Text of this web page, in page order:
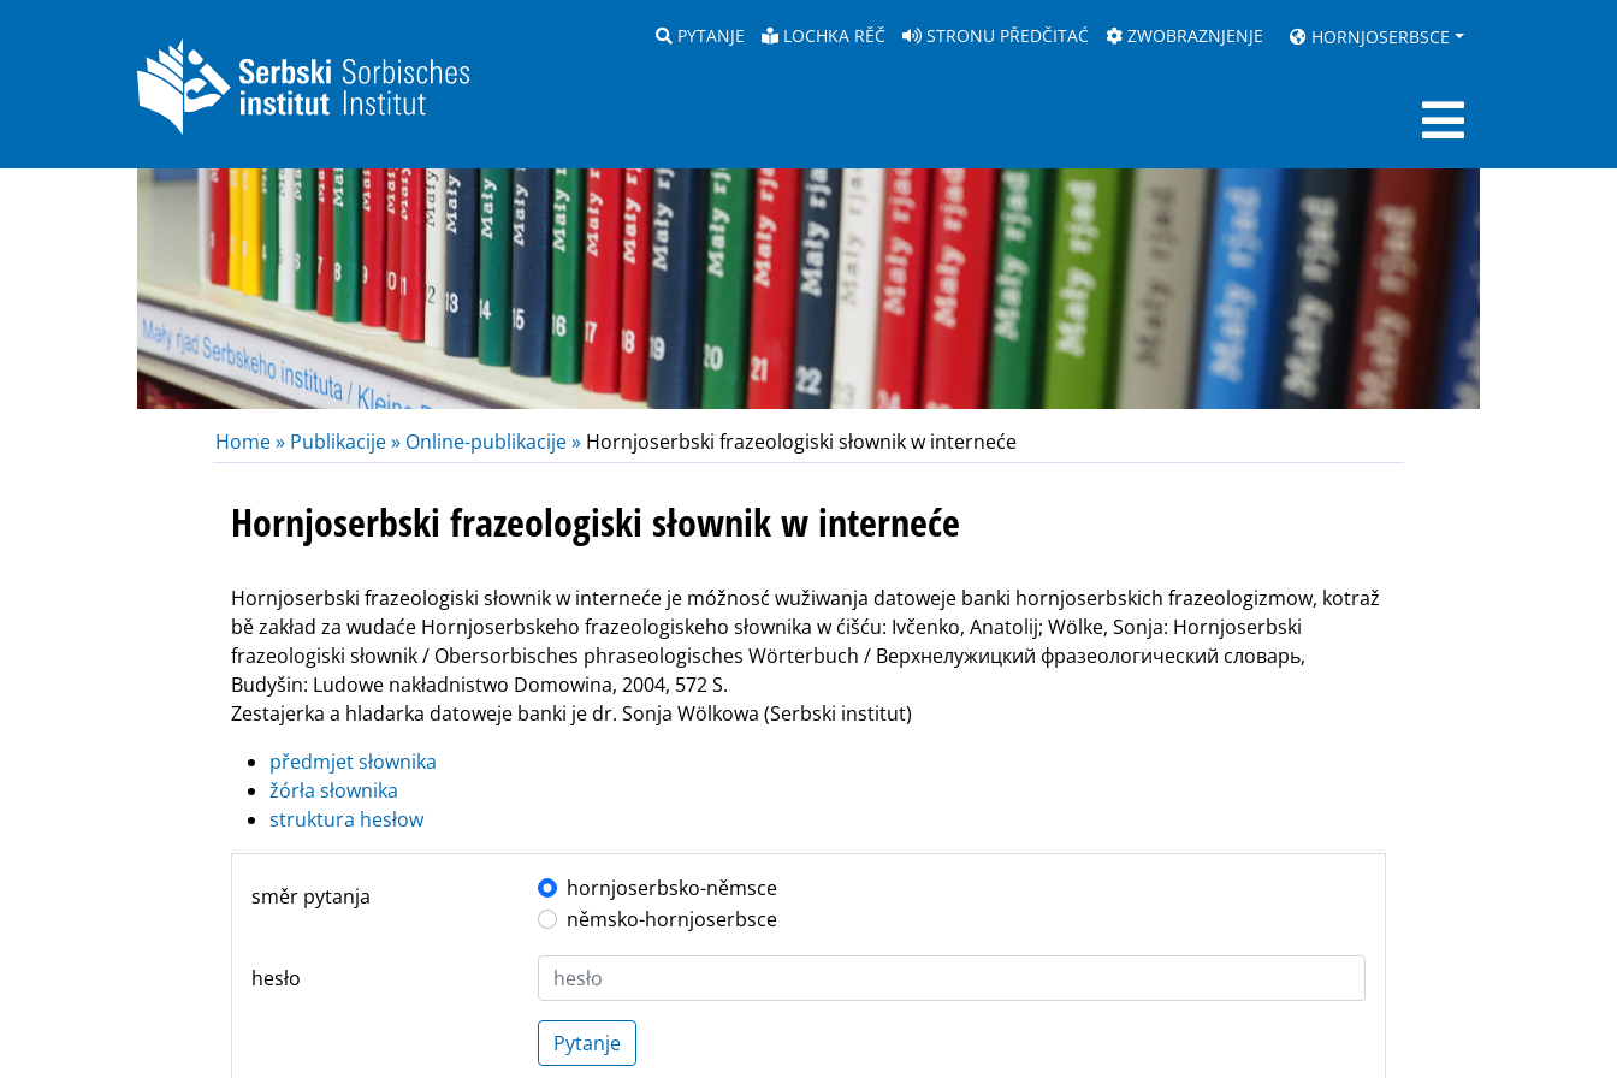
PYTANJE LOCHKA RĚČ STRONU PŘEDČITAĆ ZWOBRAZNJENJE HORNJOSERBSCE
Home » Publikacije » Online-publikacije » Hornjoserbski frazeologiski słownik w interneće
Hornjoserbski frazeologiski słownik w interneće
Hornjoserbski frazeologiski słownik w interneće je móžnosć wužiwanja datoweje banki hornjoserbskich frazeologizmow, kotraž
bě zakład za wudaće Hornjoserbskeho frazeologiskeho słownika w ćišću: Ivčenko, Anatolij; Wölke, Sonja: Hornjoserbski
frazeologiski słownik / Obersorbisches phraseologisches Wörterbuch / Верхнелужицкий фразеологический словарь,
Budyšin: Ludowe nakładnistwo Domowina, 2004, 572 S.
Zestajerka a hladarka datoweje banki je dr. Sonja Wölkowa (Serbski institut)
předmjet słownika
žórła słownika
struktura hesłow
směr pytanja
hornjoserbsko-němsce
němsko-hornjoserbsce
hesło
Pytanje